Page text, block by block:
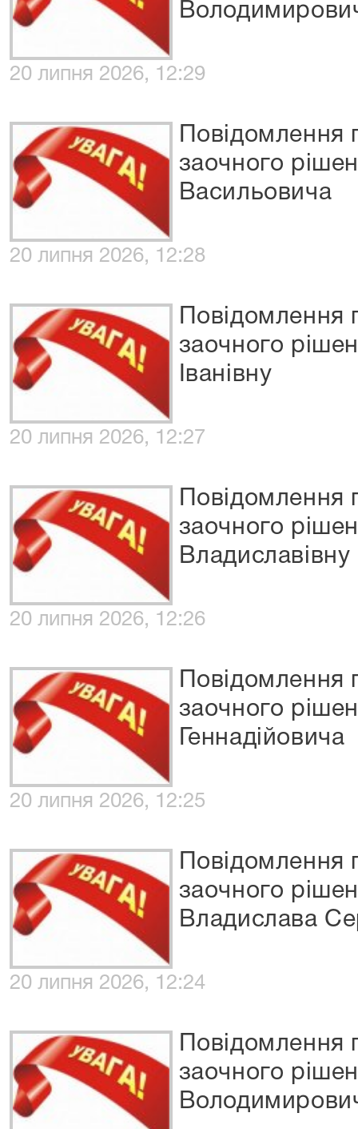
20 липня 2026, 12:29
Повідомлення
заочного
Васильовича
20 липня 2026, 12:28
Повідомлення
заочного
Іванівну
20 липня 2026, 12:27
Повідомлення
заочного
Владиславівну
20 липня 2026, 12:26
Повідомлення
заочного
Геннадійовича
20 липня 2026, 12:25
Повідомлення
заочного
Владислава
20 липня 2026, 12:24
Повідомлення
заочного